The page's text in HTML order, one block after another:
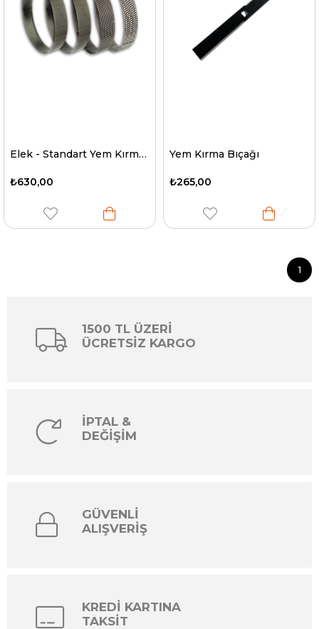
Elek - Standart Yem Kırma Makinesi
₺630,00
Yem Kırma Bıçağı
₺265,00
1
1500 TL ÜZERİ
ÜCRETSİZ KARGO
İPTAL &
DEĞİŞİM
GÜVENLİ
ALIŞVERİŞ
KREDİ KARTINA
TAKSİT